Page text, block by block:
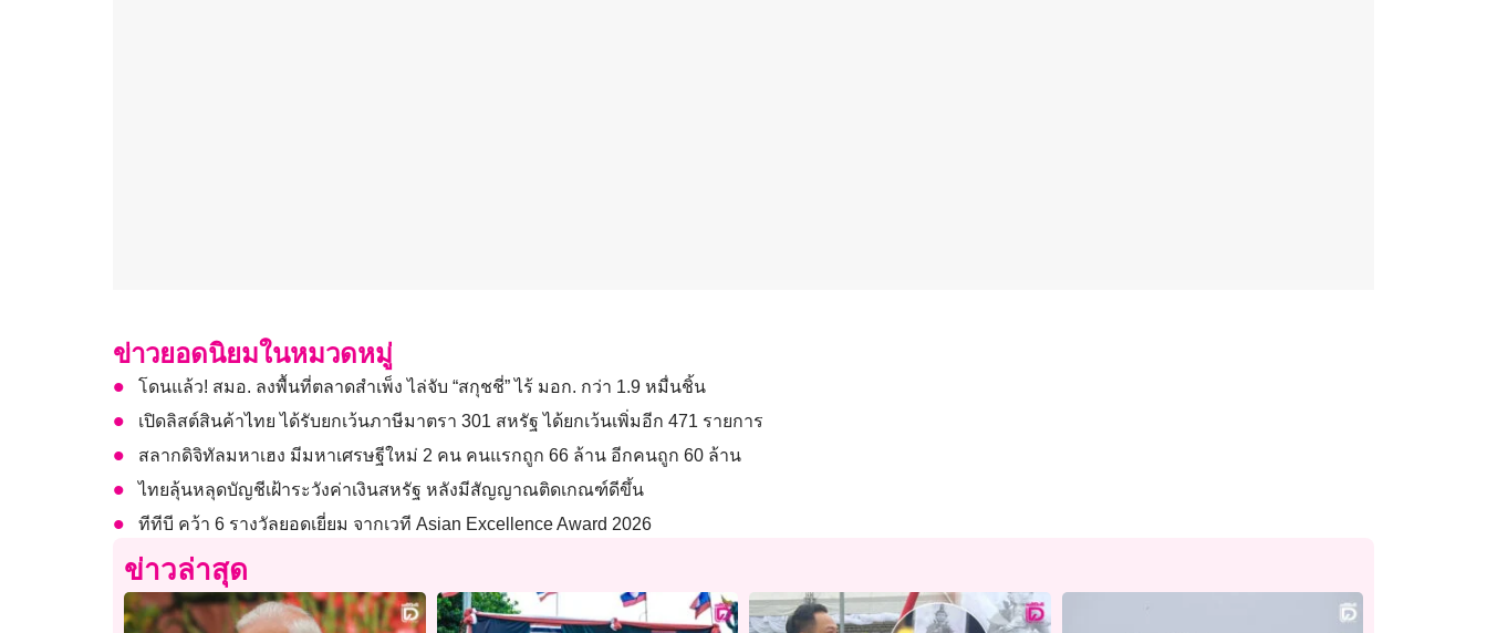
ข่าวยอดนิยมในหมวดหมู่
โดนแล้ว! สมอ. ลงพื้นที่ตลาดสำเพ็ง ไล่จับ “สกุชชี่” ไร้ มอก. กว่า 1.9 หมื่นชิ้น
เปิดลิสต์สินค้าไทย ได้รับยกเว้นภาษีมาตรา 301 สหรัฐ ได้ยกเว้นเพิ่มอีก 471 รายการ
สลากดิจิทัลมหาเฮง มีมหาเศรษฐีใหม่ 2 คน คนแรกถูก 66 ล้าน อีกคนถูก 60 ล้าน
ไทยลุ้นหลุดบัญชีเฝ้าระวังค่าเงินสหรัฐ หลังมีสัญญาณติดเกณฑ์ดีขึ้น
ทีทีบี คว้า 6 รางวัลยอดเยี่ยม จากเวที Asian Excellence Award 2026
ข่าวล่าสุด